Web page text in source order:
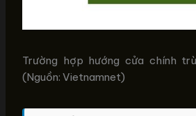
Trường hợp hướng cửa chính
(Nguồn: Vietnamnet)